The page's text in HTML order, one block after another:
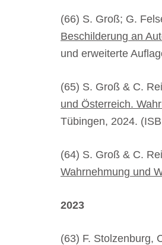
(66) S. Groß; G.
Beschilderung an
und erweiterte
(65) S. Groß & C.
und Österreich.
Tübingen, 2024.
(64) S. Groß & C.
Wahrnehmung und
2023
(63) F. Stolzenburg,